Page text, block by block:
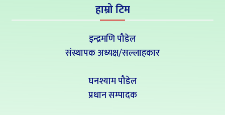
हाम्रो टिम
इन्द्रमणि पौडेल
संस्थापक अध्यक्ष/सल्लाहकार
घनश्याम पौडेल
प्रधान सम्पादक